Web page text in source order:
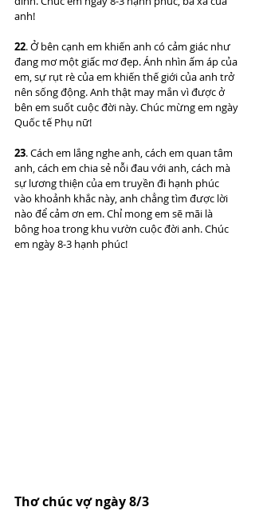
anh!
22. Ở bên cạnh em khiến anh có cảm giác như
đang mơ một giấc mơ đẹp. Ánh nhìn ấm áp của
em, sự rụt rè của em khiến thế giới của anh trở
nên sống động. Anh thật may mắn vì được ở
bên em suốt cuộc đời này. Chúc mừng em ngày
Quốc tế Phụ nữ!
23. Cách em lắng nghe anh, cách em quan tâm
anh, cách em chia sẻ nỗi đau với anh, cách mà
sự lương thiện của em truyền đi hạnh phúc
vào khoảnh khắc này, anh chẳng tìm được lời
nào để cảm ơn em. Chỉ mong em sẽ mãi là
bông hoa trong khu vườn cuộc đời anh. Chúc
em ngày 8-3 hạnh phúc!
Thơ chúc vợ ngày 8/3